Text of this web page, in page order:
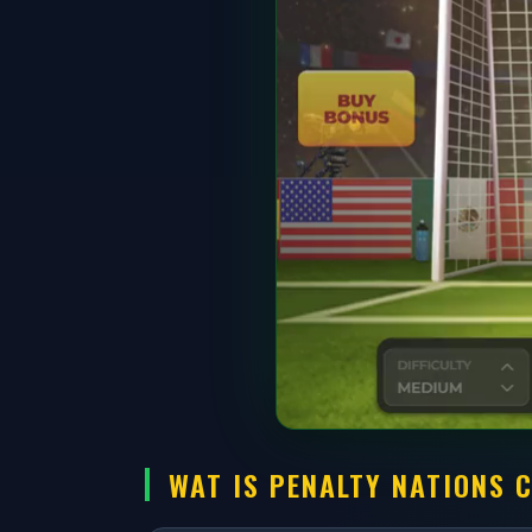
WAT IS PENALTY NATIONS